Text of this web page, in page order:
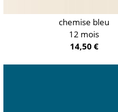
chemise bleu
12 mois
14,50 €